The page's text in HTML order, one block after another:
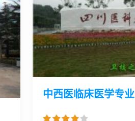
中西医临床医学专业